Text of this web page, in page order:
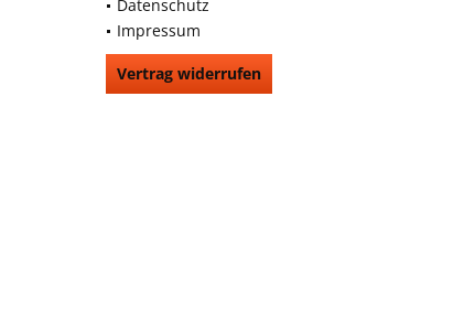
Datenschutz
Impressum
Vertrag widerrufen